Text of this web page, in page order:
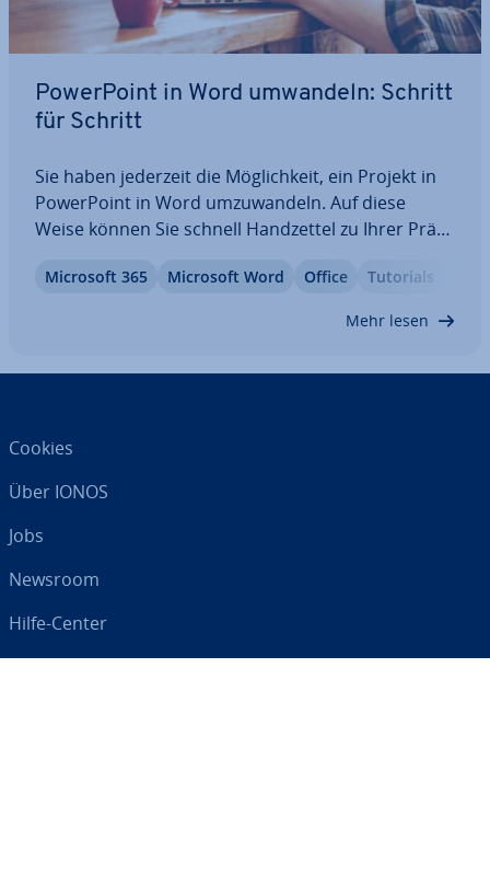
Power­Point in Word umwandeln: Schritt
für Schritt
Sie haben jederzeit die Mög­lich­keit, ein Projekt in
Power­Point in Word um­zu­wan­deln. Auf diese
Weise können Sie schnell Hand­zet­tel zu Ihrer Prä­
erfahren Sie, welche Optionen Sie beim Ex­por­tie­
Microsoft 365 Microsoft Word Office Tutorials
Mehr lesen
Cookies
Über IONOS
Jobs
Newsroom
Hilfe-Center